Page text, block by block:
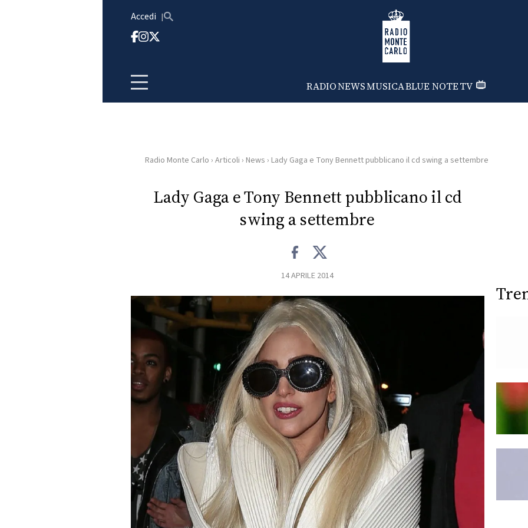
Accedi Radio Monte Carlo
RADIONEWSMUSICABLUE NOTETV
HOME
RADIO
NEWS
FOTO
CONCORSI
EVENTI
VIDEO
TV
PRINCIPATO
Radio Monte Carlo › Articoli › News › Lady Gaga e Tony Bennett pubblicano il cd swing a settembre
Lady Gaga e Tony Bennett pubblicano il cd
swing a settembre
14 APRILE 2014